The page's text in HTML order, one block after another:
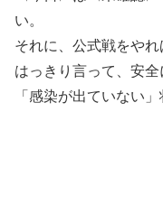
い。
それに、公式戦をやれ
はっきり言って、安全
「感染が出ていない